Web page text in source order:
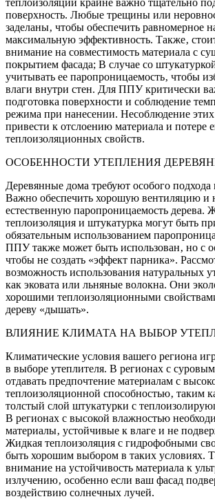
поверхность. Любые трещины или
заделаны‚ чтобы обеспечить равномерное
максимальную эффективность. Также‚
внимание на совместимость материала с
покрытием фасада; В случае со
учитывать ее паропроницаемость‚ чтобы
влаги внутри стен. Для ППУ критически
подготовка поверхности и соблюдение
режима при нанесении. Несоблюдение
привести к отслоению материала и потере
теплоизоляционных свойств.
ОСОБЕННОСТИ УТЕПЛЕНИЯ
Деревянные дома требуют особого
Важно обеспечить хорошую вентиляцию и
естественную паропроницаемость дерева.
теплоизоляция и штукатурка могут быть
обязательным использованием
ППУ также может быть использован‚ но с
чтобы не создать «эффект парника».
возможность использования натуральных
как эковата или льняные волокна. Они
хорошими теплоизоляционными
дереву «дышать».
ВЛИЯНИЕ КЛИМАТА НА ВЫБОР
Климатические условия вашего региона
в выборе утеплителя. В регионах с
отдавать предпочтение материалам с
теплоизоляционной способностью‚ таким
толстый слой штукатурки с
В регионах с высокой влажностью
материалы‚ устойчивые к влаге и не
Жидкая теплоизоляция с гидрофобными
быть хорошим выбором в таких условиях.
внимание на устойчивость материала к
излучению‚ особенно если ваш фасад
воздействию солнечных лучей.